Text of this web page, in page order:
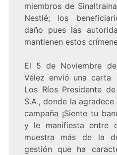
miembros de
Nestlé; los
daño pues las
mantienen estos
El 5 de Noviembre
Vélez envió una
Los Ríos Presidente
S.A., donde la
campaña ¡Siente tu
y le manifiesta entre
muestra más de la
gestión que ha